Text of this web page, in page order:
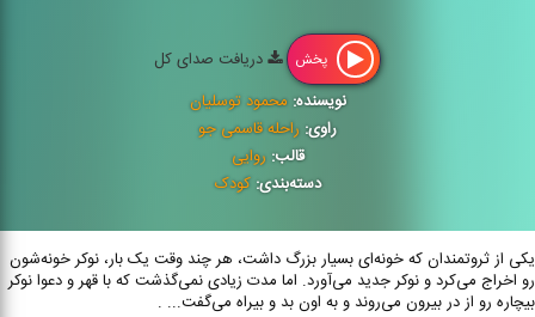
پخش
دریافت صدای کل
نویسنده:محمود توسلیان
راوی: راحله قاسمی جو
قالب: روایی
دسته‌بندی: کودک
یکی از ثروتمندان که خونه‌ای بسیار بزرگ داشت، هر چند وقت یک بار، نوکر خونه‌‌شون
رو اخراج می‌کرد و نوکر جدید می‌آورد. اما مدت زیادی نمی‌گذشت که با قهر و دعوا نوکر
بیچاره رو از در بیرون می‌روند و به اون بد و بیراه می‌گفت... .